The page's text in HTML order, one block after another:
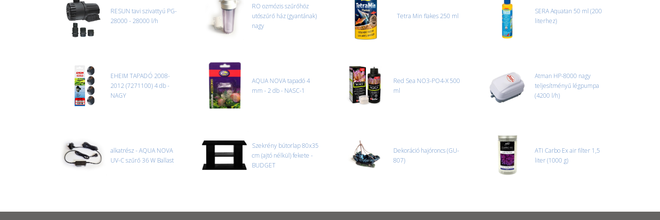
RESUN tavi szivattyú PG-
28000 - 28000 l/h
RO ozmózis szűrőhöz
utószűrő ház (gyantának)
nagy
Tetra Min flakes 250 ml
SERA Aquatan 50 ml (200
literhez)
EHEIM TAPADÓ 2008-
2012 (7271100) 4 db -
NAGY
AQUA NOVA tapadó 4
mm - 2 db - NASC-1
Red Sea NO3-PO4-X 500
ml
Atman HP-8000 nagy
teljesítményű légpumpa
(4200 l/h)
alkatrész - AQUA NOVA
UV-C szűrő 36 W Ballast
Szekrény bútorlap 80x35
cm (ajtó nélkül) fekete -
BUDGET
Dekoráció hajóroncs (GU-
807)
ATI Carbo Ex air filter 1,5
liter (1000 g)